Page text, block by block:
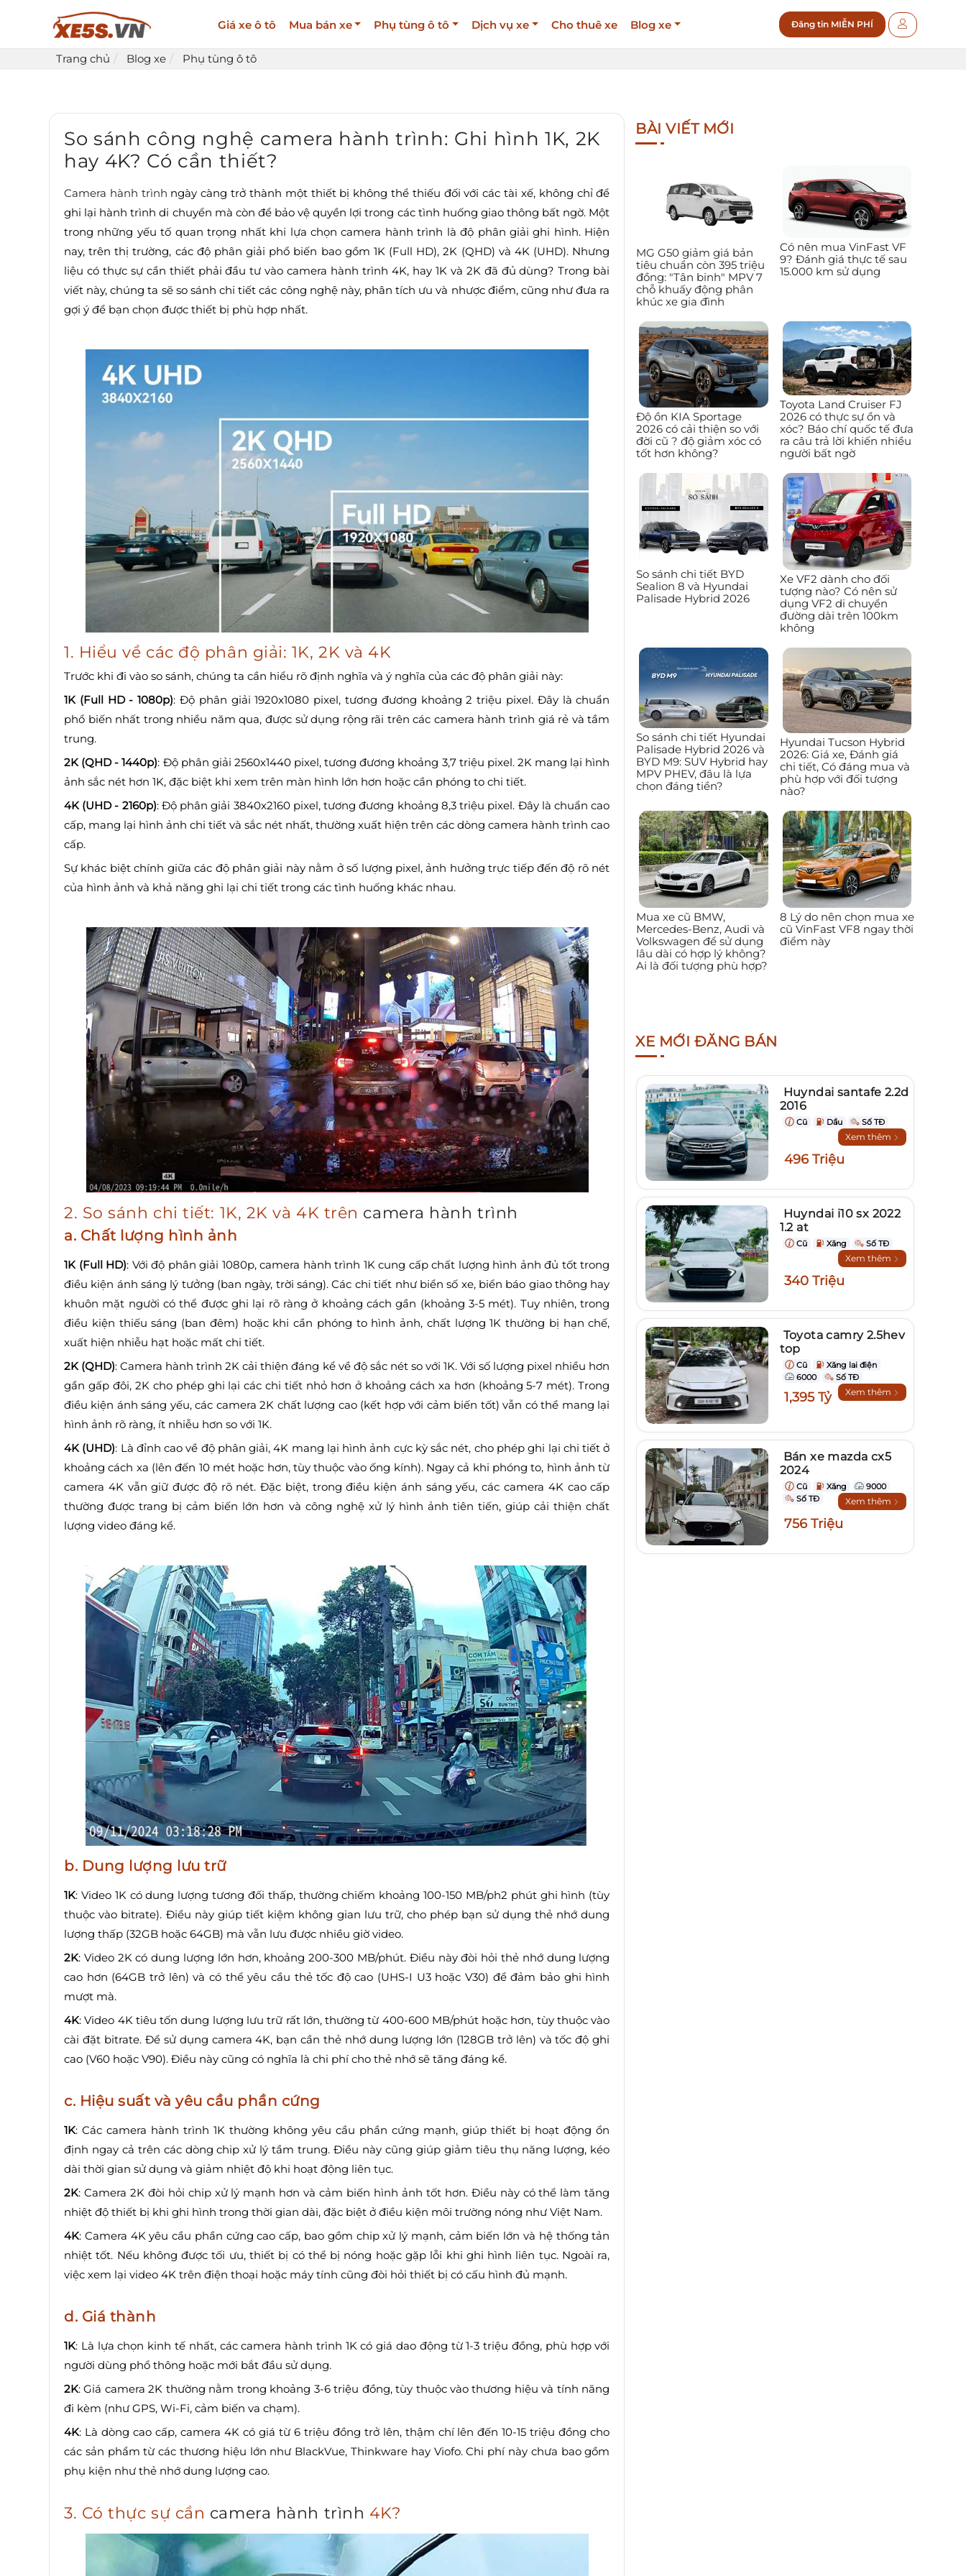
Giá xe ô tô Mua bán xe Phụ tùng ô tô Dịch vụ xe Cho thuê xe Blog xe Đăng tin MIỄN PHÍ
Trang chủ Blog xe Phụ tùng ô tô
So sánh công nghệ camera hành trình: Ghi hình 1K, 2K
hay 4K? Có cần thiết?
Camera hành trình ngày càng trở thành một thiết bị không thể thiếu đối với các tài xế, không chỉ để
ghi lại hành trình di chuyển mà còn để bảo vệ quyền lợi trong các tình huống giao thông bất ngờ. Một
trong những yếu tố quan trọng nhất khi lựa chọn camera hành trình là độ phân giải ghi hình. Hiện
nay, trên thị trường, các độ phân giải phổ biến bao gồm 1K (Full HD), 2K (QHD) và 4K (UHD). Nhưng
liệu có thực sự cần thiết phải đầu tư vào camera hành trình 4K, hay 1K và 2K đã đủ dùng? Trong bài
viết này, chúng ta sẽ so sánh chi tiết các công nghệ này, phân tích ưu và nhược điểm, cũng như đưa ra
gợi ý để bạn chọn được thiết bị phù hợp nhất.
1. Hiểu về các độ phân giải: 1K, 2K và 4K
Trước khi đi vào so sánh, chúng ta cần hiểu rõ định nghĩa và ý nghĩa của các độ phân giải này:
1K (Full HD - 1080p): Độ phân giải 1920x1080 pixel, tương đương khoảng 2 triệu pixel. Đây là chuẩn
phổ biến nhất trong nhiều năm qua, được sử dụng rộng rãi trên các camera hành trình giá rẻ và tầm
trung.
2K (QHD - 1440p): Độ phân giải 2560x1440 pixel, tương đương khoảng 3,7 triệu pixel. 2K mang lại hình
ảnh sắc nét hơn 1K, đặc biệt khi xem trên màn hình lớn hơn hoặc cần phóng to chi tiết.
4K (UHD - 2160p): Độ phân giải 3840x2160 pixel, tương đương khoảng 8,3 triệu pixel. Đây là chuẩn cao
cấp, mang lại hình ảnh chi tiết và sắc nét nhất, thường xuất hiện trên các dòng camera hành trình cao
cấp.
Sự khác biệt chính giữa các độ phân giải này nằm ở số lượng pixel, ảnh hưởng trực tiếp đến độ rõ nét
của hình ảnh và khả năng ghi lại chi tiết trong các tình huống khác nhau.
2. So sánh chi tiết: 1K, 2K và 4K trên camera hành trình
a. Chất lượng hình ảnh
1K (Full HD): Với độ phân giải 1080p, camera hành trình 1K cung cấp chất lượng hình ảnh đủ tốt trong
điều kiện ánh sáng lý tưởng (ban ngày, trời sáng). Các chi tiết như biển số xe, biển báo giao thông hay
khuôn mặt người có thể được ghi lại rõ ràng ở khoảng cách gần (khoảng 3-5 mét). Tuy nhiên, trong
điều kiện thiếu sáng (ban đêm) hoặc khi cần phóng to hình ảnh, chất lượng 1K thường bị hạn chế,
xuất hiện nhiễu hạt hoặc mất chi tiết.
2K (QHD): Camera hành trình 2K cải thiện đáng kể về độ sắc nét so với 1K. Với số lượng pixel nhiều hơn
gần gấp đôi, 2K cho phép ghi lại các chi tiết nhỏ hơn ở khoảng cách xa hơn (khoảng 5-7 mét). Trong
điều kiện ánh sáng yếu, các camera 2K chất lượng cao (kết hợp với cảm biến tốt) vẫn có thể mang lại
hình ảnh rõ ràng, ít nhiễu hơn so với 1K.
4K (UHD): Là đỉnh cao về độ phân giải, 4K mang lại hình ảnh cực kỳ sắc nét, cho phép ghi lại chi tiết ở
khoảng cách xa (lên đến 10 mét hoặc hơn, tùy thuộc vào ống kính). Ngay cả khi phóng to, hình ảnh từ
camera 4K vẫn giữ được độ rõ nét. Đặc biệt, trong điều kiện ánh sáng yếu, các camera 4K cao cấp
thường được trang bị cảm biến lớn hơn và công nghệ xử lý hình ảnh tiên tiến, giúp cải thiện chất
lượng video đáng kể.
b. Dung lượng lưu trữ
1K: Video 1K có dung lượng tương đối thấp, thường chiếm khoảng 100-150 MB/ph2 phút ghi hình (tùy
thuộc vào bitrate). Điều này giúp tiết kiệm không gian lưu trữ, cho phép bạn sử dụng thẻ nhớ dung
lượng thấp (32GB hoặc 64GB) mà vẫn lưu được nhiều giờ video.
2K: Video 2K có dung lượng lớn hơn, khoảng 200-300 MB/phút. Điều này đòi hỏi thẻ nhớ dung lượng
cao hơn (64GB trở lên) và có thể yêu cầu thẻ tốc độ cao (UHS-I U3 hoặc V30) để đảm bảo ghi hình
mượt mà.
4K: Video 4K tiêu tốn dung lượng lưu trữ rất lớn, thường từ 400-600 MB/phút hoặc hơn, tùy thuộc vào
cài đặt bitrate. Để sử dụng camera 4K, bạn cần thẻ nhớ dung lượng lớn (128GB trở lên) và tốc độ ghi
cao (V60 hoặc V90). Điều này cũng có nghĩa là chi phí cho thẻ nhớ sẽ tăng đáng kể.
c. Hiệu suất và yêu cầu phần cứng
1K: Các camera hành trình 1K thường không yêu cầu phần cứng mạnh, giúp thiết bị hoạt động ổn
định ngay cả trên các dòng chip xử lý tầm trung. Điều này cũng giúp giảm tiêu thụ năng lượng, kéo
dài thời gian sử dụng và giảm nhiệt độ khi hoạt động liên tục.
2K: Camera 2K đòi hỏi chip xử lý mạnh hơn và cảm biến hình ảnh tốt hơn. Điều này có thể làm tăng
nhiệt độ thiết bị khi ghi hình trong thời gian dài, đặc biệt ở điều kiện môi trường nóng như Việt Nam.
4K: Camera 4K yêu cầu phần cứng cao cấp, bao gồm chip xử lý mạnh, cảm biến lớn và hệ thống tản
nhiệt tốt. Nếu không được tối ưu, thiết bị có thể bị nóng hoặc gặp lỗi khi ghi hình liên tục. Ngoài ra,
việc xem lại video 4K trên điện thoại hoặc máy tính cũng đòi hỏi thiết bị có cấu hình đủ mạnh.
d. Giá thành
1K: Là lựa chọn kinh tế nhất, các camera hành trình 1K có giá dao động từ 1-3 triệu đồng, phù hợp với
người dùng phổ thông hoặc mới bắt đầu sử dụng.
2K: Giá camera 2K thường nằm trong khoảng 3-6 triệu đồng, tùy thuộc vào thương hiệu và tính năng
đi kèm (như GPS, Wi-Fi, cảm biến va chạm).
4K: Là dòng cao cấp, camera 4K có giá từ 6 triệu đồng trở lên, thậm chí lên đến 10-15 triệu đồng cho
các sản phẩm từ các thương hiệu lớn như BlackVue, Thinkware hay Viofo. Chi phí này chưa bao gồm
phụ kiện như thẻ nhớ dung lượng cao.
3. Có thực sự cần camera hành trình 4K?
BÀI VIẾT MỚI
MG G50 giảm giá bản
tiêu chuẩn còn 395 triệu
đồng: "Tân binh" MPV 7
chỗ khuấy động phân
khúc xe gia đình
Có nên mua VinFast VF
9? Đánh giá thực tế sau
15.000 km sử dụng
Độ ồn KIA Sportage
2026 có cải thiện so với
đời cũ ? độ giảm xóc có
tốt hơn không?
Toyota Land Cruiser FJ
2026 có thực sự ồn và
xóc? Báo chí quốc tế đưa
ra câu trả lời khiến nhiều
người bất ngờ
So sánh chi tiết BYD
Sealion 8 và Hyundai
Palisade Hybrid 2026
Xe VF2 dành cho đối
tượng nào? Có nên sử
dụng VF2 di chuyển
đường dài trên 100km
không
So sánh chi tiết Hyundai
Palisade Hybrid 2026 và
BYD M9: SUV Hybrid hay
MPV PHEV, đâu là lựa
chọn đáng tiền?
Hyundai Tucson Hybrid
2026: Giá xe, Đánh giá
chi tiết, Có đáng mua và
phù hợp với đối tượng
nào?
Mua xe cũ BMW,
Mercedes-Benz, Audi và
Volkswagen để sử dụng
lâu dài có hợp lý không?
Ai là đối tượng phù hợp?
8 Lý do nên chọn mua xe
cũ VinFast VF8 ngay thời
điểm này
XE MỚI ĐĂNG BÁN
Huyndai santafe 2.2d
2016
Cũ Dầu Số TĐ
Xem thêm
496 Triệu
Huyndai i10 sx 2022
1.2 at
Cũ Xăng Số TĐ
Xem thêm
340 Triệu
Toyota camry 2.5hev
top
Cũ
Xăng lai điện
6000
Số TĐ
Xem thêm
1,395 Tỷ
Bán xe mazda cx5
2024
Cũ Xăng
9000
Số TĐ
Xem thêm
756 Triệu